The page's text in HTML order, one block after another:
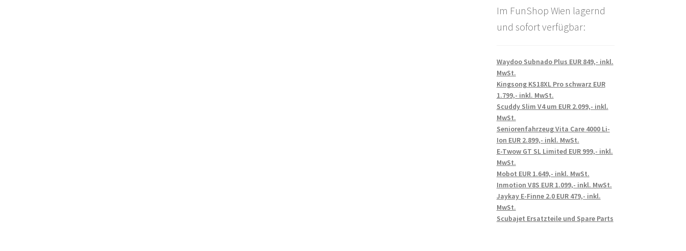
Im FunShop Wien lagernd
und sofort verfügbar:
Waydoo Subnado Plus EUR 849,- inkl.
MwSt.
Kingsong KS18XL Pro schwarz EUR
1.799,- inkl. MwSt.
Scuddy Slim V4 um EUR 2.099,- inkl.
MwSt.
Seniorenfahrzeug Vita Care 4000 Li-
Ion EUR 2.899,- inkl. MwSt.
E-Twow GT SL Limited EUR 999,- inkl.
MwSt.
Mobot EUR 1.649,- inkl. MwSt.
Inmotion V8S EUR 1.099,- inkl. MwSt.
Jaykay E-Finne 2.0 EUR 479,- inkl.
MwSt.
Scubajet Ersatzteile und Spare Parts